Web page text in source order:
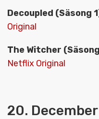
Decoupled (Säsong
Original
The Witcher
Netflix Original
20. December